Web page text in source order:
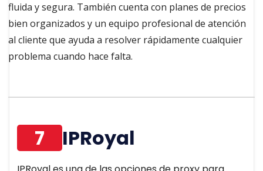
fluida y segura. También cuenta con planes de precios
bien organizados y un equipo profesional de atención
al cliente que ayuda a resolver rápidamente cualquier
problema cuando hace falta.
7 IPRoyal